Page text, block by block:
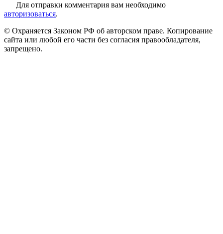
Для отправки комментария вам необходимо
авторизоваться.
© Охраняется Законом РФ об авторском праве. Копирование
сайта или любой его части без согласия правообладателя,
запрещено.